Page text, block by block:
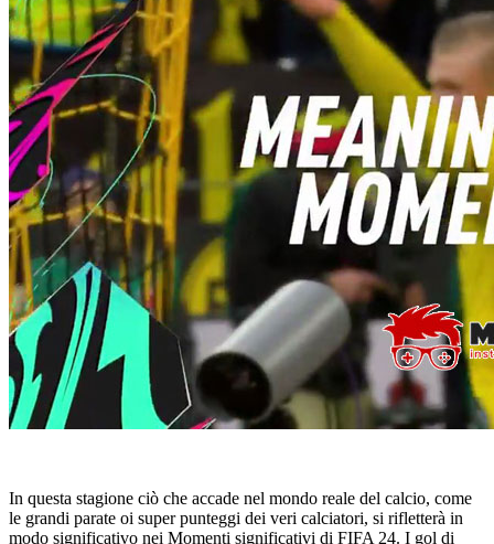
In questa stagione ciò che accade nel mondo reale del calcio, come
le grandi parate oi super punteggi dei veri calciatori, si rifletterà in
modo significativo nei Momenti significativi di FIFA 24. I gol di